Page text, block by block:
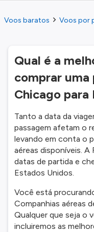
Voos baratos Voos por
Qual é a
comprar uma
Chicago para
Tanto a data da
passagem afetam o
levando em conta o
aéreas disponíveis. A
datas de partida e
Estados Unidos.
Você está
Companhias aéreas
Qualquer que seja o
incluiremos as